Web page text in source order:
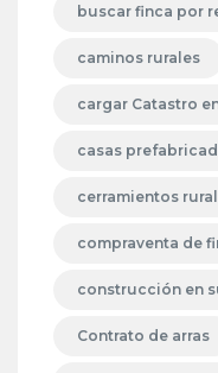
buscar finca por
caminos rurales
cargar Catastro
casas
cerramientos
compraventa de
construcción en
Contrato de arras